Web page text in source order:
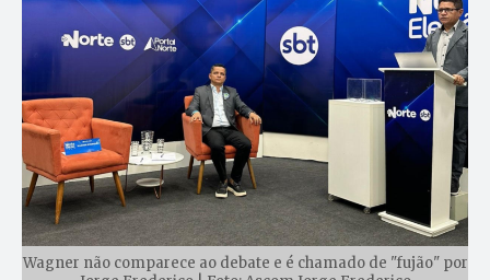
Wagner não comparece ao debate e é chamado de "fujão" por